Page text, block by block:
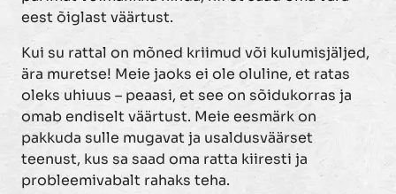
eest õiglast väärtust.
Kui su rattal on mõned kriimud või kulumisjäljed,
ära muretse! Meie jaoks ei ole oluline, et ratas
oleks uhiuus – peaasi, et see on sõidukorras ja
omab endiselt väärtust. Meie eesmärk on
pakkuda sulle mugavat ja usaldusväärset
teenust, kus sa saad oma ratta kiiresti ja
probleemivabalt rahaks teha.